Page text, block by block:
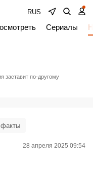
RUS
Сериалы
заставит по-другому
28 апреля 2025 09:54